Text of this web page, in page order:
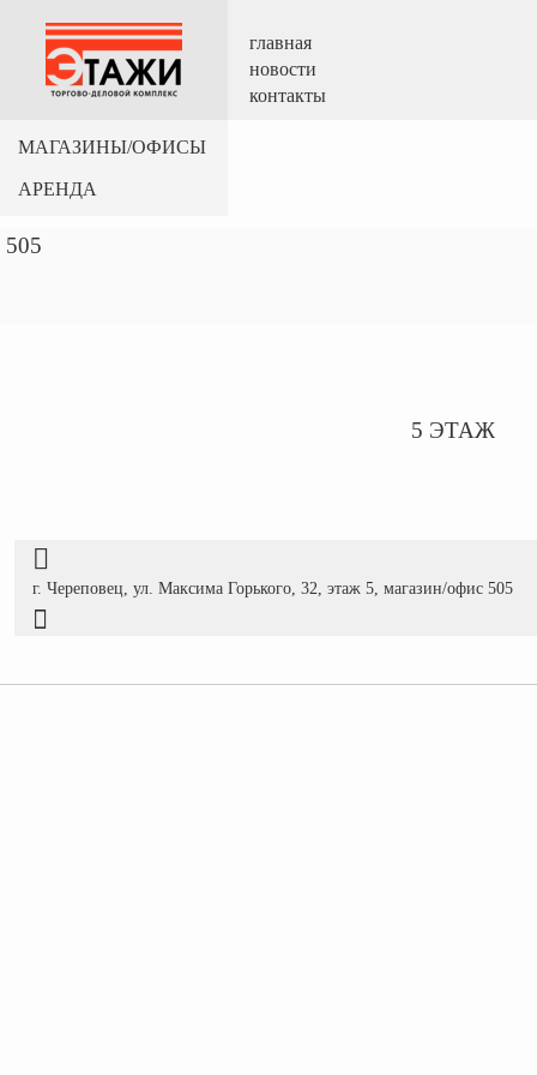
главная
новости
контакты
МАГАЗИНЫ/ОФИСЫ
АРЕНДА
505
5 ЭТАЖ
г. Череповец, ул. Максима Горького, 32, этаж 5, магазин/офис 505